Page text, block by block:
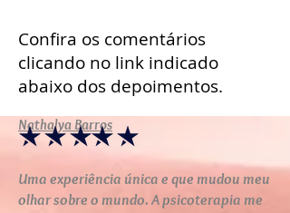
Confira os comentários
clicando no link indicado
abaixo dos depoimentos.
Nathalya Barros
Uma experiência única e que mudou meu
olhar sobre o mundo. A psicoterapia me